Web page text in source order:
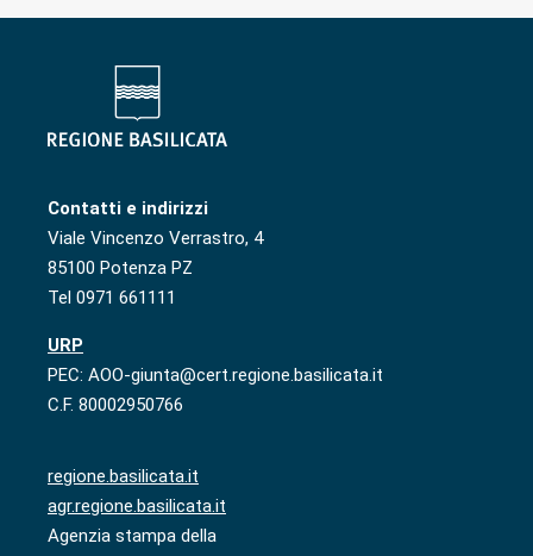
Contatti e indirizzi
Viale Vincenzo Verrastro, 4
85100 Potenza PZ
Tel 0971 661111
URP
PEC: AOO-giunta@cert.regione.basilicata.it
C.F. 80002950766
regione.basilicata.it
agr.regione.basilicata.it
Agenzia stampa della